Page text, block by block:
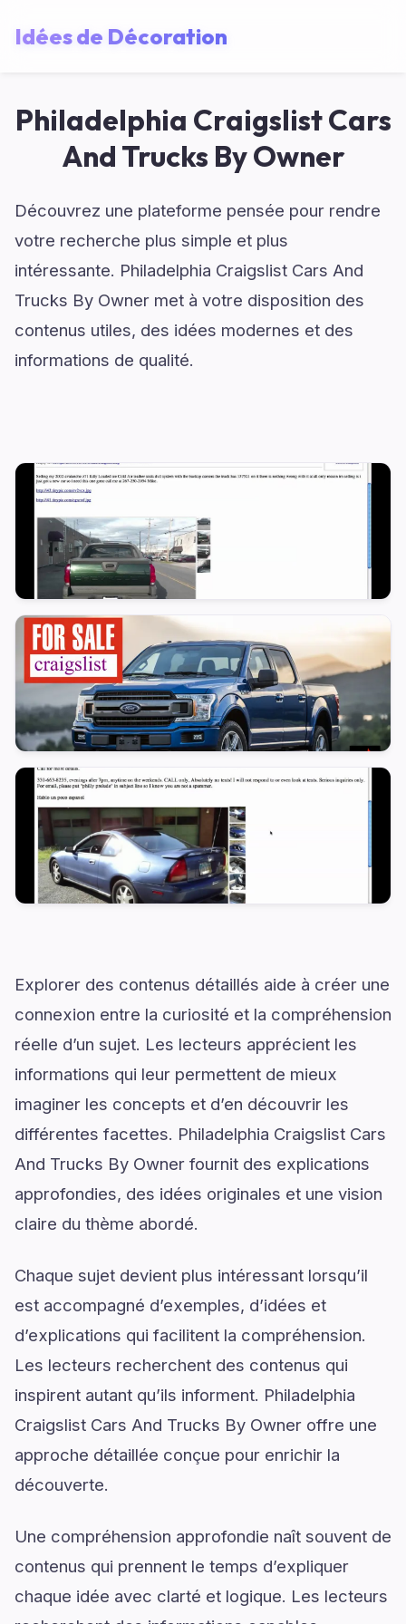
Idées de Décoration
Philadelphia Craigslist Cars
And Trucks By Owner
Découvrez une plateforme pensée pour rendre
votre recherche plus simple et plus
intéressante. Philadelphia Craigslist Cars And
Trucks By Owner met à votre disposition des
contenus utiles, des idées modernes et des
informations de qualité.
Explorer des contenus détaillés aide à créer une
connexion entre la curiosité et la compréhension
réelle d’un sujet. Les lecteurs apprécient les
informations qui leur permettent de mieux
imaginer les concepts et d’en découvrir les
différentes facettes. Philadelphia Craigslist Cars
And Trucks By Owner fournit des explications
approfondies, des idées originales et une vision
claire du thème abordé.
Chaque sujet devient plus intéressant lorsqu’il
est accompagné d’exemples, d’idées et
d’explications qui facilitent la compréhension.
Les lecteurs recherchent des contenus qui
inspirent autant qu’ils informent. Philadelphia
Craigslist Cars And Trucks By Owner offre une
approche détaillée conçue pour enrichir la
découverte.
Une compréhension approfondie naît souvent de
contenus qui prennent le temps d’expliquer
chaque idée avec clarté et logique. Les lecteurs